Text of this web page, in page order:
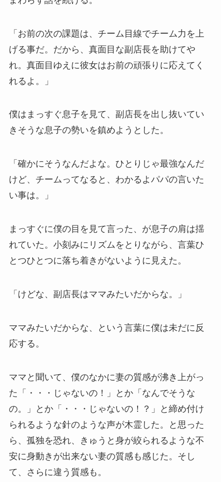
「お前の次の課題は、チーム目線でチーム力を上
げる事だ。だから、真面目な副店長を助けてや
れ。真面目ゆえに彼女はお前の頑張りに応えてく
れるよ。」
僕はまっすぐ息子を見て、副店長を出し抜いてい
きそうな息子の勢いを鎮めようとした。
「確かにそうなんだよな。ひとりじゃ最強なんだ
けど、チームってなると、わかるよパパの言いた
い事は。」
まっすぐに僕の目を見て言った、が息子の肩は揺
れていた。小刻みにリズムをとりながら、言葉ひ
とつひとつに落ち着きがないように見えた。
「けどな、副店長はママみたいだからな。」
ママみたいだからな、という言葉に僕は未だに反
応する。
ママと聞いて、僕のなかに妻の質感が沸き上がっ
た「・・・じゃないの！」とか「なんでそうな
の。」とか「・・・じゃないの！？」と締め付け
られるような針のような声が木霊した。と思った
ら、孤独を恐れ、きゅうと身が絞られるような不
安に身動きが出来ない妻の質感も感じた。そし
て、さらに違う質感も。